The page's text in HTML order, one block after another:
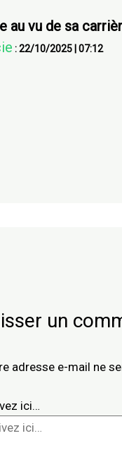
au vu de sa
:22/10/2025| 07:12
un
adresse e-mail ne
ici…